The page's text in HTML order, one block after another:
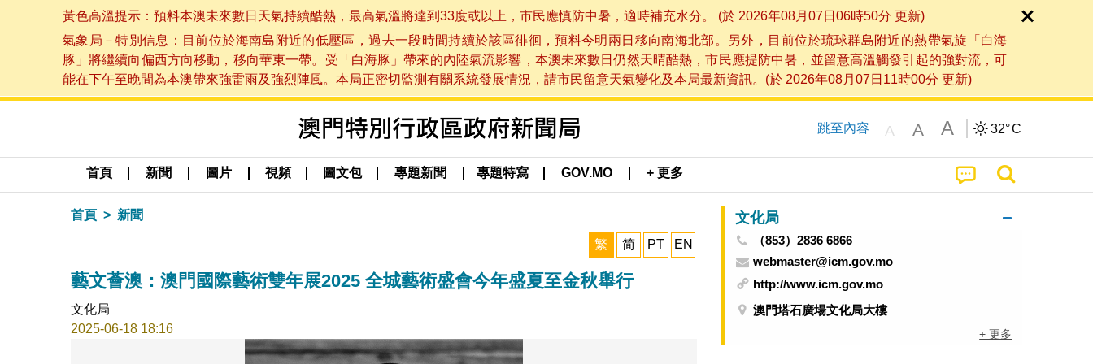
黃色高溫提示：預料本澳未來數日天氣持續酷熱，最高氣溫將達到33度或以上，市民應慎防中暑，適時補充水分。 (於 2026年08月07日06時50分 更新)
氣象局－特別信息：目前位於海南島附近的低壓區，過去一段時間持續於該區徘徊，預料今明兩日移向南海北部。另外，目前位於琉球群島附近的熱帶氣旋「白海
豚」將繼續向偏西方向移動，移向華東一帶。受「白海豚」帶來的內陸氣流影響，本澳未來數日仍然天晴酷熱，市民應提防中暑，並留意高溫觸發引起的強對流，可
能在下午至晚間為本澳帶來強雷雨及強烈陣風。本局正密切監測有關系統發展情況，請市民留意天氣變化及本局最新資訊。(於 2026年08月07日11時00分 更新)
跳至內容 A A A 32°C
首頁 新聞 圖片 視頻 圖文包 專題新聞 專題特寫 GOV.MO + 更多
首頁 新聞
繁 简 PT EN
藝文薈澳：澳門國際藝術雙年展2025 全城藝術盛會今年盛夏至金秋舉行
文化局
2025-06-18 18:16
文化局
（853）2836 6866
webmaster@icm.gov.mo
http://www.icm.gov.mo
澳門塔石廣場文化局大樓
+ 更多